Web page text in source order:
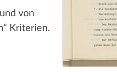
von
Kriterien.